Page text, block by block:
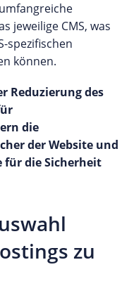
jeweilige CMS, was
spezifischen
können.
Reduzierung des
die
der Website und
für die Sicherheit
zu